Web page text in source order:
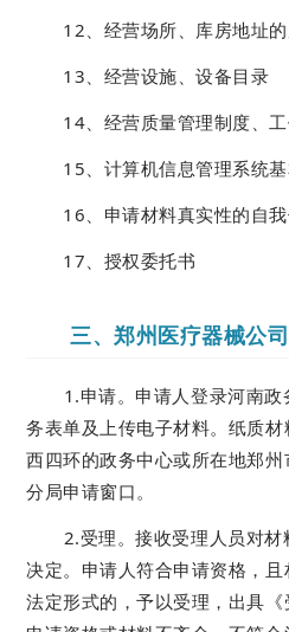
12、经营场所、库房地址的
13、经营设施、设备目录
14、经营质量管理制度、工
15、计算机信息管理系统基
16、申请材料真实性的自我
17、授权委托书
三、郑州医疗器械公司
1.申请。申请人登录河南政
务表单及上传电子材料。纸质
西四环的政务中心或所在地郑
分局申请窗口。
2.受理。接收受理人员对材
决定。申请人符合申请资格，
法定形式的，予以受理，出具